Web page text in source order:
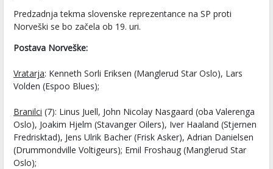
Predzadnja tekma slovenske reprezentance na SP proti
Norveški se bo začela ob 19. uri.
Postava Norveške:
Vratarja: Kenneth Sorli Eriksen (Manglerud Star Oslo), Lars
Volden (Espoo Blues);
Branilci (7): Linus Juell, John Nicolay Nasgaard (oba Valerenga
Oslo), Joakim Hjelm (Stavanger Oilers), Iver Haaland (Stjernen
Fredrisktad), Jens Ulrik Bacher (Frisk Asker), Adrian Danielsen
(Drummondville Voltigeurs); Emil Froshaug (Manglerud Star
Oslo);